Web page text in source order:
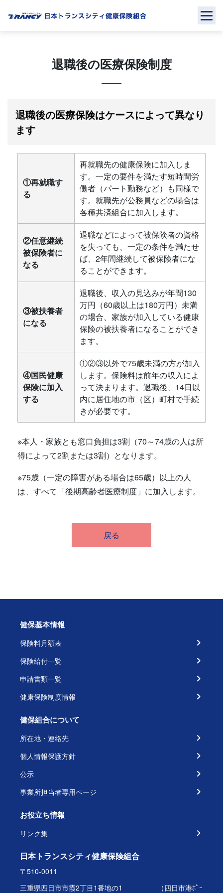
退職後の医療保険制度
退職後の医療保険はケースによって異なり
ます
①再就職す
る
再就職先の健康保険に加入しま
す。一定の要件を満たす短時間労
働者（パート勤務など）も同様で
す。就職先が公務員などの場合は
各種共済組合に加入します。
②任意継続
被保険者に
なる
退職などによって被保険者の資格
を失っても、一定の条件を満たせ
ば、2年間継続して被保険者にな
ることができます。
③被扶養者
になる
退職後、収入の見込みが年間130
万円（60歳以上は180万円）未満
の場合、家族が加入している健康
保険の被扶養者になることができ
ます。
④国民健康
保険に加入
する
①②③以外で75歳未満の方が加入
します。保険料は前年の収入によ
って決まります。退職後、14日以
内に居住地の市（区）町村で手続
きが必要です。
※本人・家族とも窓口負担は3割（70～74歳の人は所
得によって2割または3割）となります。
※75歳（一定の障害がある場合は65歳）以上の人
は、すべて「後期高齢者医療制度」に加入します。
戻る
健保基本情報
保険料月額表
保険給付一覧
申請書類一覧
健康保険制度情報
健保組合について
所在地・連絡先
個人情報保護方針
公示
事業所担当者専用ページ
お役立ち情報
リンク集
日本トランスシティ健康保険組合
〒510-0011
三重県四日市市霞2丁目1番地の1 （四日市港ﾎﾟｰ